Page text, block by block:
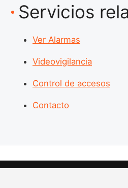
Servicios
Ver Alarmas
Videovigilancia
Control de accesos
Contacto